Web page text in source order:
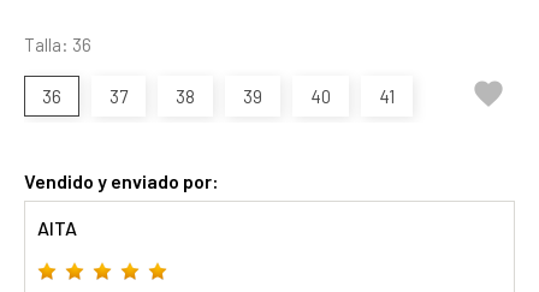
Talla: 36
36 37 38 39 40 41 
Vendido y enviado por:
AITA